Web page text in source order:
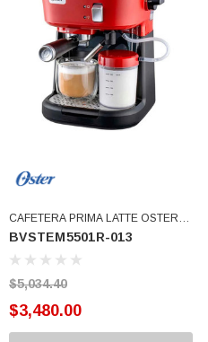
CAFETERA PRIMA LATTE OSTER
ROJA JR 2126011 (BVSTEM5501R-
013)
BVSTEM5501R-013
$5,034.40
$3,480.00